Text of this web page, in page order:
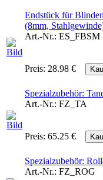
Endstück für
(8mm,
Art.-Nr.: ES_FBSM
Preis: 28.98 €
Spezialzubehör:
Art.-Nr.: FZ_TA
Preis: 65.25 €
Spezialzubehör:
Art.-Nr.: FZ_ROG